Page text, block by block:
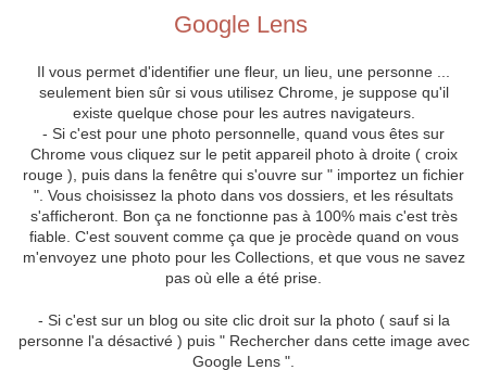
Google Lens
Il vous permet d'identifier une fleur, un lieu, une personne ...
seulement bien sûr si vous utilisez Chrome, je suppose qu'il
existe quelque chose pour les autres navigateurs.
- Si c'est pour une photo personnelle, quand vous êtes sur
Chrome vous cliquez sur le petit appareil photo à droite ( croix
rouge ), puis dans la fenêtre qui s'ouvre sur " importez un fichier
". Vous choisissez la photo dans vos dossiers, et les résultats
s'afficheront. Bon ça ne fonctionne pas à 100% mais c'est très
fiable. C'est souvent comme ça que je procède quand on vous
m'envoyez une photo pour les Collections, et que vous ne savez
pas où elle a été prise.
- Si c'est sur un blog ou site clic droit sur la photo ( sauf si la
personne l'a désactivé ) puis " Rechercher dans cette image avec
Google Lens ".